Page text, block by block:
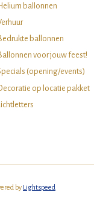
ballonnen
ballonnen
voor jouw feest!
(opening/events)
op locatie pakket
by Lightspeed